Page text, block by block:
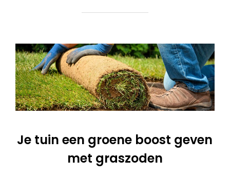
Je tuin een groene boost geven
met graszoden